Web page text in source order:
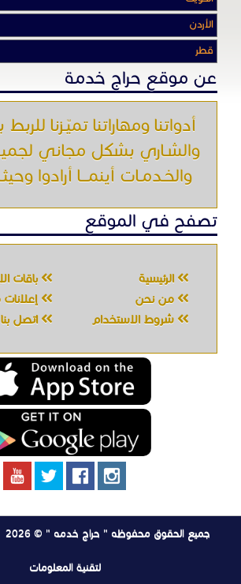
تصفح في الموقع
الرئيسية
شروط الاستخدام
اتصل بنا
لتقنية المعلومات